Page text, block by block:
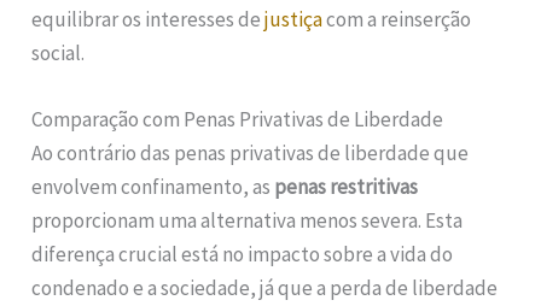
equilibrar os interesses dejustiçacom a reinserção
social.
Comparação com Penas Privativas de Liberdade
Ao contrário das penas privativas de liberdade que
envolvem confinamento, as penas restritivas
proporcionam uma alternativa menos severa. Esta
diferença crucial está no impacto sobre a vida do
condenado e a sociedade, já que a perda de liberdade